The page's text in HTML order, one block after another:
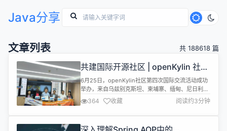
Java分享
文章列表 共 188618 篇
共建国际开源社区 | openKylin 社区
第四次国际交流活动成功举办
6月25日，openKylin社区第四次国际交流活动成功
举办，来自乌兹别克斯坦、柬埔寨、缅甸、尼日利亚
等国家的4名北京大学留学博士生参加本次活动。这
场活动旨在进一步推进openKylin社区与国际企业、
爱好者建立稳定友好的交流伙伴关系，推动科技创新
364 收藏 阅读约3分钟